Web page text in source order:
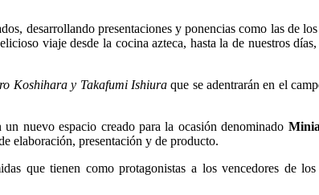
desarrollando presentaciones y ponencias como las de
viaje desde la cocina azteca, hasta la de nuestros
Koshihara y Takafumi Ishiuraque se adentrarán en el
nuevo espacio creado para la ocasión denominado
elaboración, presentación y de producto.
que tienen como protagonistas a los vencedores de los